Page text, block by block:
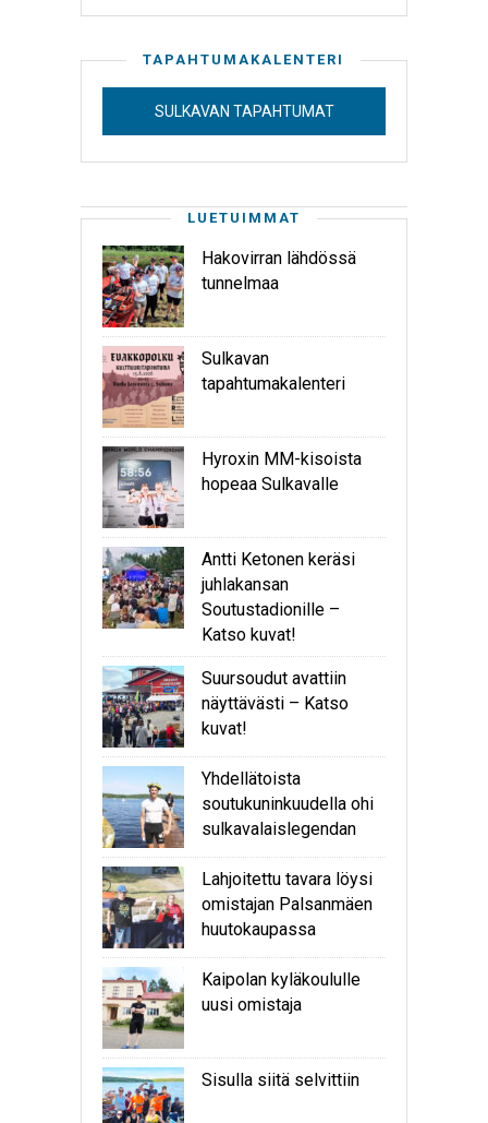
TAPAHTUMAKALENTERI
SULKAVAN TAPAHTUMAT
LUETUIMMAT
Hakovirran lähdössä
tunnelmaa
Sulkavan
tapahtumakalenteri
Hyroxin MM-kisoista
hopeaa Sulkavalle
Antti Ketonen keräsi
juhlakansan
Soutustadionille –
Katso kuvat!
Suursoudut avattiin
näyttävästi – Katso
kuvat!
Yhdellätoista
soutukuninkuudella ohi
sulkavalaislegendan
Lahjoitettu tavara löysi
omistajan Palsanmäen
huutokaupassa
Kaipolan kyläkoululle
uusi omistaja
Sisulla siitä selvittiin